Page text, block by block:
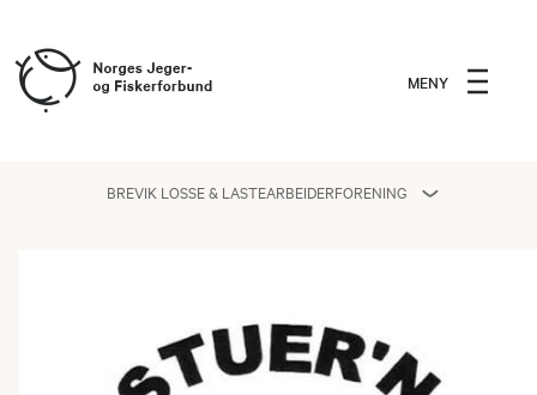
MENY
BREVIK LOSSE & LASTEARBEIDERFORENING